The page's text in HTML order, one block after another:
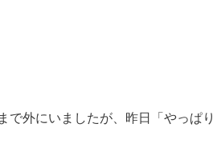
で外にいましたが、昨日「やっぱ